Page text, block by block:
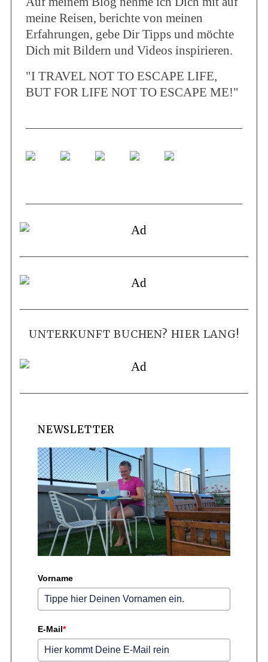
meine Reisen, berichte von meinen
Erfahrungen, gebe Dir Tipps und möchte
Dich mit Bildern und Videos inspirieren.
"I TRAVEL NOT TO ESCAPE LIFE,
BUT FOR LIFE NOT TO ESCAPE ME!"
UNTERKUNFT BUCHEN? HIER LANG!
NEWSLETTER
Vorname
E-Mail*